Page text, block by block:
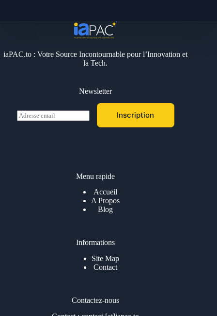
iaPAC.to : Votre Source Incontournable pour l’Innovation et
la Tech.
Newsletter
E
m
Inscription
Menu rapide
Accueil
A Propos
Blog
Informations
Site Map
Contact
Contactez-nous